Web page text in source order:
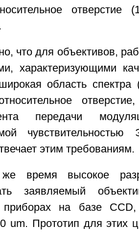
отверстие
что для объективов,
характеризующими
область
передачи
этим требованиям.
время высокое
заявляемый
на базе
um. Прототип для этих